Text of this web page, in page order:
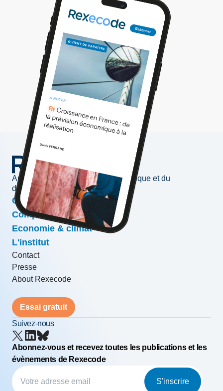
Au service de l'information économique et du
développement des entreprises
Conjoncture & prévisions
Compétitivité & croissance
Economie & climat
L'institut
Contact
Presse
About Rexecode
Essai gratuit
Suivez-nous
Abonnez-vous et recevez toutes les publications et les
évènements de Rexecode
S'inscrire